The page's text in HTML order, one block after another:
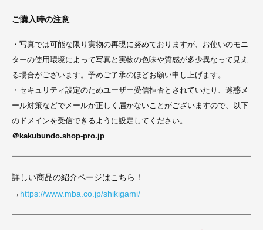
ご購入時の注意
・写真では可能な限り実物の再現に努めておりますが、お使いのモニ
ターの使用環境によって写真と実物の色味や質感が多少異なって見え
る場合がございます。予めご了承のほどお願い申し上げます。
・セキュリティ設定のためユーザー受信拒否とされていたり、迷惑メ
ール対策などでメールが正しく届かないことがございますので、以下
のドメインを受信できるように設定してください。
＠kakubundo.shop-pro.jp
詳しい商品の紹介ページはこちら！
→ https://www.mba.co.jp/shikigami/